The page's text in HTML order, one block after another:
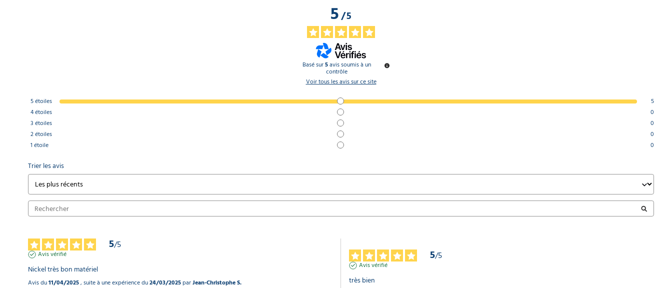
5/5
Basé sur5avis soumis à un
contrôle
Voir tous les avis sur ce site
5étoiles
5
4étoiles
0
3 étoiles
0
2étoiles
0
1 étoile 0
Trier les avis
5/5
Avis vérifié
Nickel très bon matériel
Avis du11/04/2025, suite à une expérience du24/03/2025parJean-Christophe S.
5/5
Avis vérifié
très bien